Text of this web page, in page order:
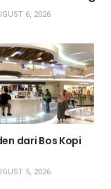
6, 2026
dari Bos Kopi
5, 2026